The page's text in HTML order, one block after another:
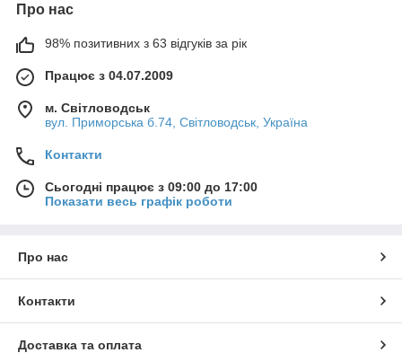
Про нас
98% позитивних з 63 відгуків за рік
Працює з 04.07.2009
м. Світловодськ
вул. Приморська б.74, Світловодськ, Україна
Контакти
Сьогодні працює з 09:00 до 17:00
Показати весь графік роботи
Про нас
Контакти
Доставка та оплата